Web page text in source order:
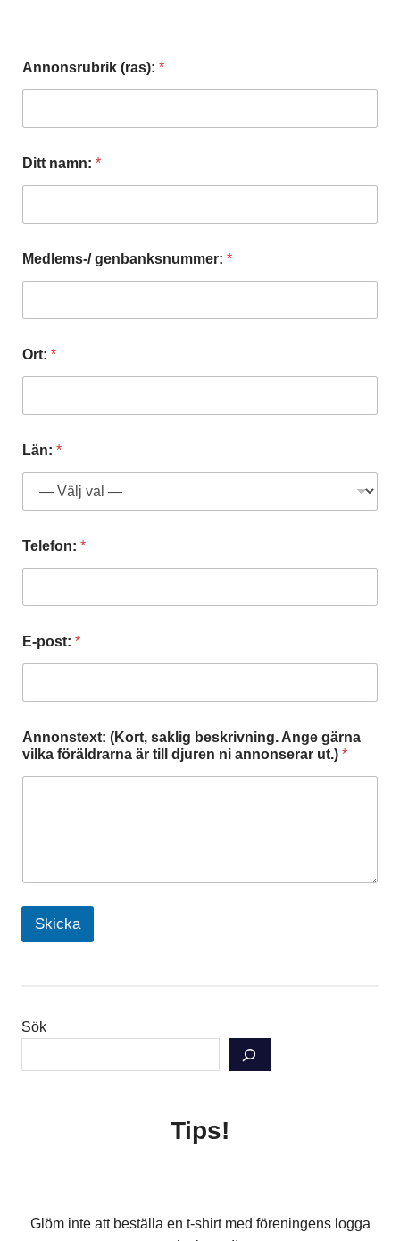
Annonsrubrik (ras): *
Ditt namn: *
Medlems-/ genbanksnummer: *
n
n
r
u
b
i
E
:
Ort: *
Län: *
Telefon: *
E-post: *
Annonstext: (Kort, saklig beskrivning. Ange gärna
vilka föräldrarna är till djuren ni annonserar ut.) *
Skicka
Sök
Tips!
Glöm inte att beställa en t-shirt med föreningens logga